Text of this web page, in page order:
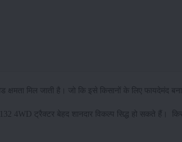
क्षमता मिल जाती है। जो कि इसे किसानों के लिए फायदेमंद
4WD ट्रैक्टर बेहद शानदार विकल्प सिद्ध हो सकते हैं।